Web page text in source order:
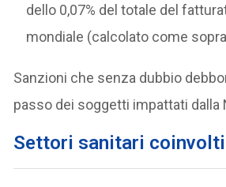
dello 0,07% del totale del
mondiale (calcolato come
Sanzioni che senza dubbio
passo dei soggetti impattati dalla
Settori sanitari